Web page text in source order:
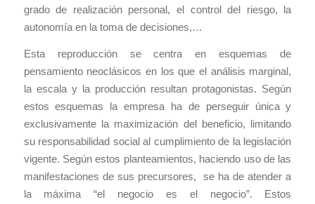
grado de realización personal, el control del riesgo, la
autonomía en la toma de decisiones,…
Esta reproducción se centra en esquemas de
pensamiento neoclásicos en los que el análisis marginal,
la escala y la producción resultan protagonistas. Según
estos esquemas la empresa ha de perseguir única y
exclusivamente la maximización del beneficio, limitando
su responsabilidad social al cumplimiento de la legislación
vigente. Según estos planteamientos, haciendo uso de las
manifestaciones de sus precursores, se ha de atender a
la máxima “el negocio es el negocio”. Estos